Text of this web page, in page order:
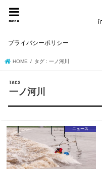
menu
プライバシーポリシー
HOME タグ : 一ノ河川
一ノ河川
ニュース